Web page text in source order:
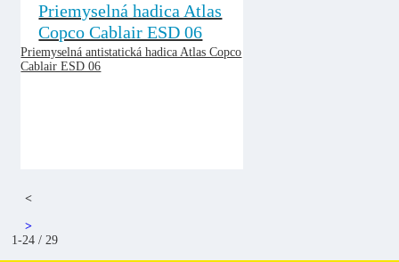
Priemyselná hadica Atlas
Copco Cablair ESD 06
Priemyselná antistatická hadica Atlas Copco
Cablair ESD 06
<
>
1-24 / 29